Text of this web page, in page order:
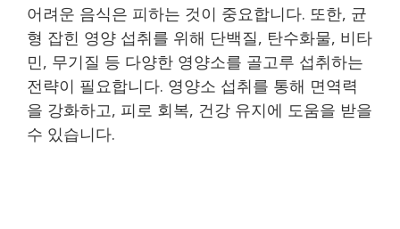
어려운 음식은 피하는 것이 중요합니다. 또한, 균
형 잡힌 영양 섭취를 위해 단백질, 탄수화물, 비타
민, 무기질 등 다양한 영양소를 골고루 섭취하는
전략이 필요합니다. 영양소 섭취를 통해 면역력
을 강화하고, 피로 회복, 건강 유지에 도움을 받을
수 있습니다.